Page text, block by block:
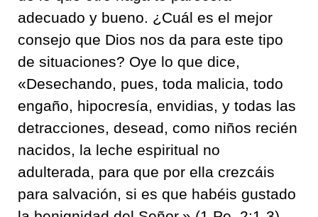
adecuado y bueno. ¿Cuál es el mejor
consejo que Dios nos da para este tipo
de situaciones? Oye lo que dice,
«Desechando, pues, toda malicia, todo
engaño, hipocresía, envidias, y todas las
detracciones, desead, como niños recién
nacidos, la leche espiritual no
adulterada, para que por ella crezcáis
para salvación, si es que habéis gustado